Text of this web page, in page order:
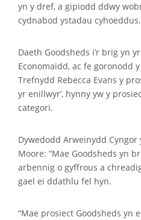
yn y dref, a gipiodd ddwy
cydnabod ystadau cyhoeddus.
Daeth Goodsheds i’r brig yn
Economaidd, ac fe goronodd
Trefnydd Rebecca Evans y
yr enillwyr’, hynny yw y
categori.
Dywedodd Arweinydd Cyngor
Moore: “Mae Goodsheds yn
arbennig o gyffrous a
gael ei ddathlu fel hyn.
“Mae prosiect Goodsheds yn